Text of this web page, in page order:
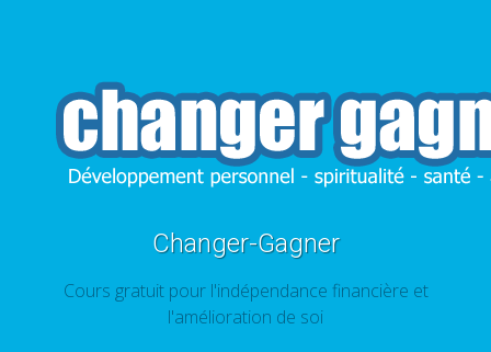
Changer-Gagner
Cours gratuit pour l'indépendance financière et
l'amélioration de soi